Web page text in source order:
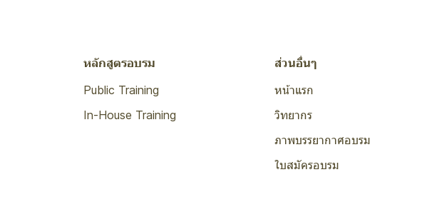
หลักสูตรอบรม
Public Training
In-House Training
ส่วนอื่นๆ
หน้าแรก
วิทยากร
ภาพบรรยากาศอบรม
ใบสมัครอบรม